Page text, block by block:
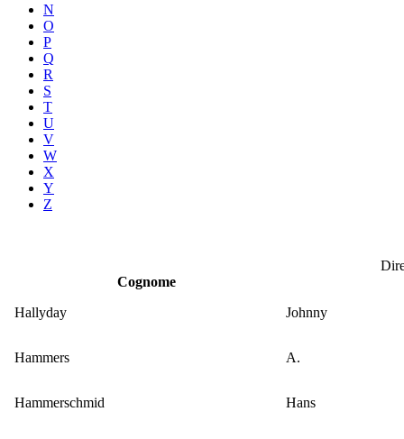
N
O
P
Q
R
S
T
U
V
W
X
Y
Z
Cognome
Hallyday
Johnny
Hammers A.
Hammerschmid Hans